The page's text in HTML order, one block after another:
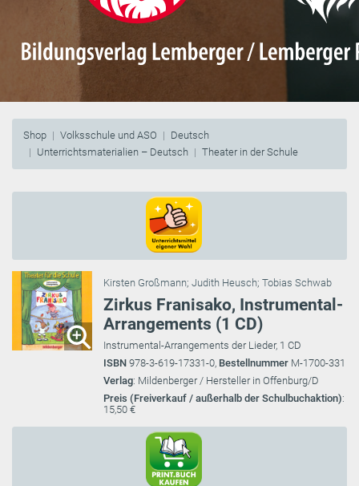
Shop Volksschule und ASO
Deutsch
Unterrichtsmaterialien – Deutsch
Theater in der Schule
Kirsten Großmann; Judith Heusch; Tobias Schwab
Zirkus Franisako, Instrumental-
Arrangements (1 CD)
Instrumental-Arrangements der Lieder, 1 CD
ISBN 978-3-619-17331-0, Bestellnummer M-1700-331
Verlag: Mildenberger / Hersteller in Offenburg/D
Preis (Freiverkauf / außerhalb der Schulbuchaktion):
15,50 €